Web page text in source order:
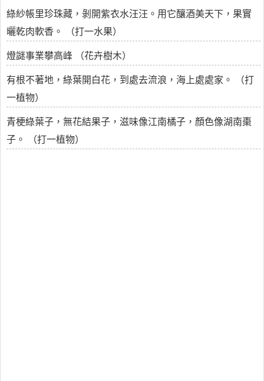
綠紗帳里珍珠藏，剝開紫衣水汪汪。用它釀酒美天下，果實
曬乾肉軟香。 （打一水果）
燈謎事業攀高峰 （花卉樹木）
有根不著地，綠葉開白花，到處去流浪，海上處處家。 （打
一植物）
青梗綠葉子，無花結果子，滋味像江南橘子，顏色像湖南棗
子。 （打一植物）